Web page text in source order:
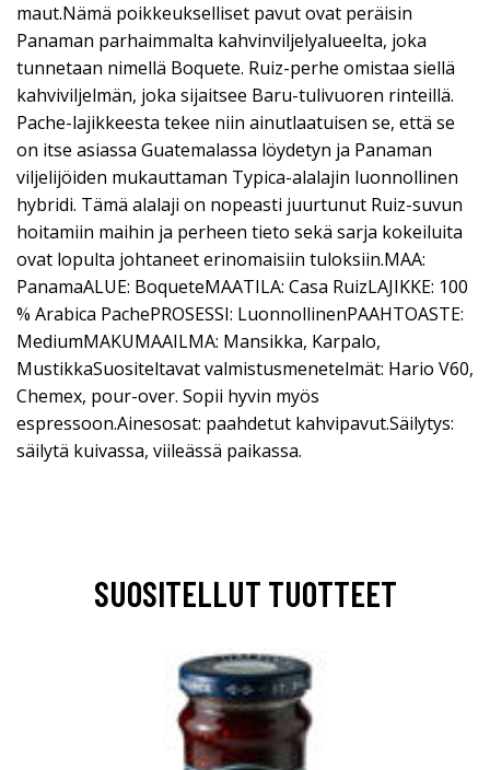
maut.Nämä poikkeukselliset pavut ovat peräisin
Panaman parhaimmalta kahvinviljelyalueelta, joka
tunnetaan nimellä Boquete. Ruiz-perhe omistaa siellä
kahviviljelmän, joka sijaitsee Baru-tulivuoren rinteillä.
Pache-lajikkeesta tekee niin ainutlaatuisen se, että se
on itse asiassa Guatemalassa löydetyn ja Panaman
viljelijöiden mukauttaman Typica-alalajin luonnollinen
hybridi. Tämä alalaji on nopeasti juurtunut Ruiz-suvun
hoitamiin maihin ja perheen tieto sekä sarja kokeiluita
ovat lopulta johtaneet erinomaisiin tuloksiin.MAA:
PanamaALUE: BoqueteMAATILA: Casa RuizLAJIKKE: 100
% Arabica PachePROSESSI: LuonnollinenPAAHTOASTE:
MediumMAKUMAAILMA: Mansikka, Karpalo,
MustikkaSuositeltavat valmistusmenetelmät: Hario V60,
Chemex, pour-over. Sopii hyvin myös
espressoon.Ainesosat: paahdetut kahvipavut.Säilytys:
säilytä kuivassa, viileässä paikassa.
SUOSITELLUT TUOTTEET